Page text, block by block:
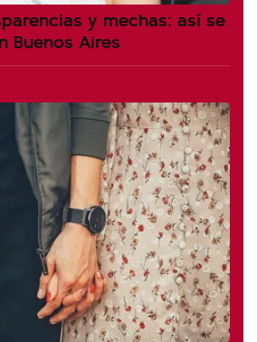
y mechas: así se
Buenos Aires